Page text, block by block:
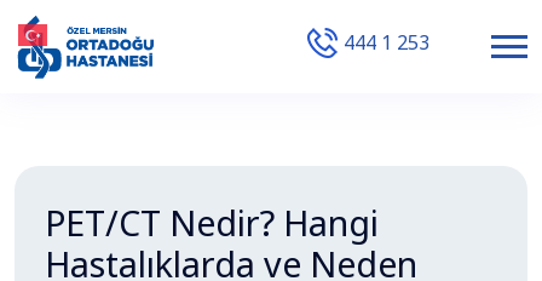
444 1 253
PET/CT Nedir? Hangi
Hastalıklarda ve Neden